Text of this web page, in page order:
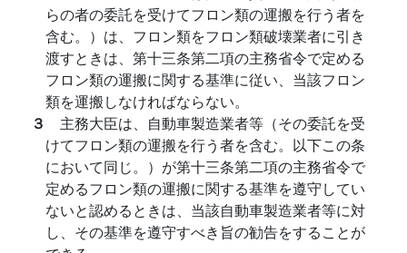
らの者の委託を受けてフロン類の運搬を行う者を
含む。）は、フロン類をフロン類破壊業者に引き
渡すときは、第十三条第二項の主務省令で定める
フロン類の運搬に関する基準に従い、当該フロン
類を運搬しなければならない。
３ 主務大臣は、自動車製造業者等（その委託を受
けてフロン類の運搬を行う者を含む。以下この条
において同じ。）が第十三条第二項の主務省令で
定めるフロン類の運搬に関する基準を遵守してい
ないと認めるときは、当該自動車製造業者等に対
し、その基準を遵守すべき旨の勧告をすることが